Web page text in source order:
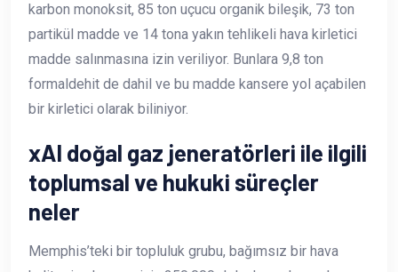
karbon monoksit, 85 ton uçucu organik bileşik, 73 ton
partikül madde ve 14 tona yakın tehlikeli hava kirletici
madde salınmasına izin veriliyor. Bunlara 9,8 ton
formaldehit de dahil ve bu madde kansere yol açabilen
bir kirletici olarak biliniyor.
xAI doğal gaz jeneratörleri ile ilgili
toplumsal ve hukuki süreçler
neler
Memphis’teki bir topluluk grubu, bağımsız bir hava